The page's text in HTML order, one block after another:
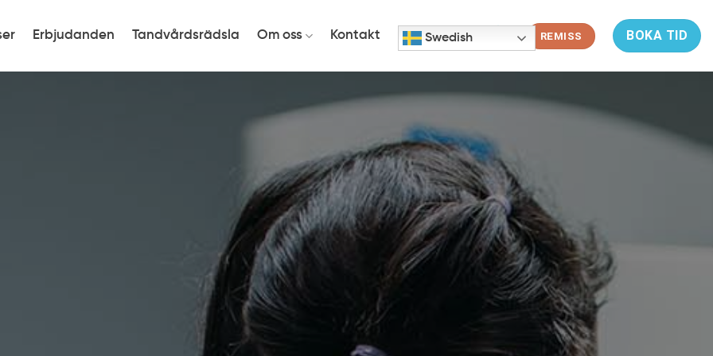
Erbjudanden Tandvårdsrädsla Om oss Kontakt Swedish REMISS BOKA TID